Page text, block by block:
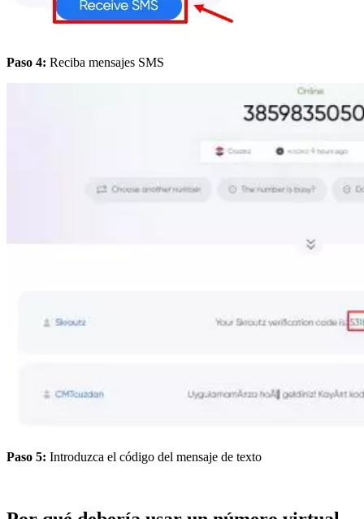
Paso 4: Reciba mensajes SMS
Paso 5: Introduzca el código del mensaje de texto